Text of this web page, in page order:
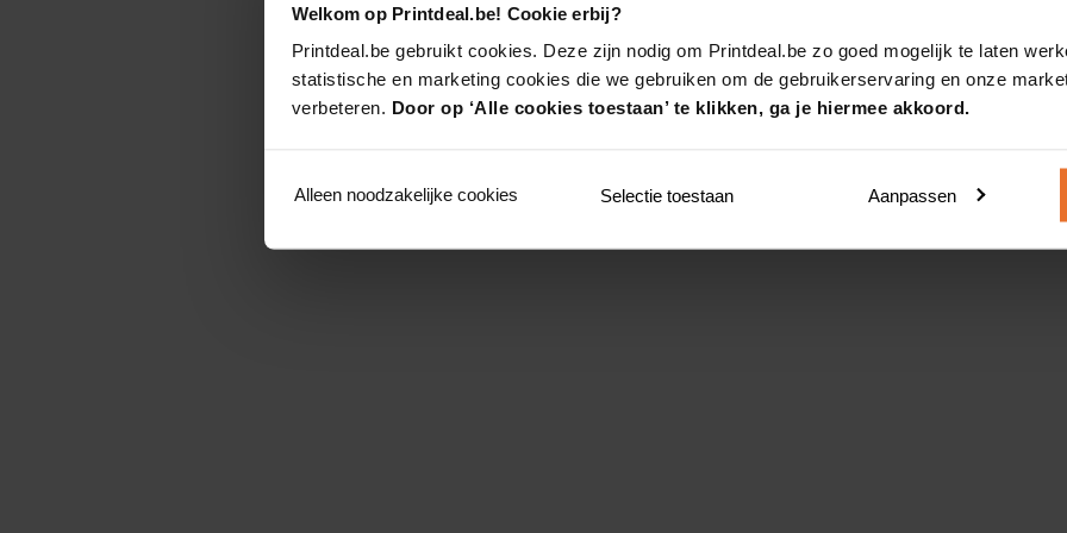
Welkom op Printdeal.be! Cookie erbij?
Printdeal.be gebruikt cookies. Deze zijn nodig om Printdeal.be zo goed mogelijk te laten
statistische en marketing cookies die we gebruiken om de gebruikerservaring en onze
verbeteren. Door op ‘Alle cookies toestaan’ te klikken, ga je hiermee akkoord.
Alleen noodzakelijke cookies Selectie toestaan Aanpassen